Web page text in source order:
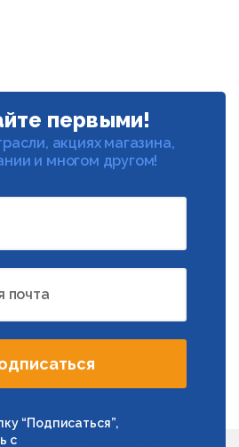
первыми!
акциях магазина,
и многом другом!
почта
“Подписаться”,
с